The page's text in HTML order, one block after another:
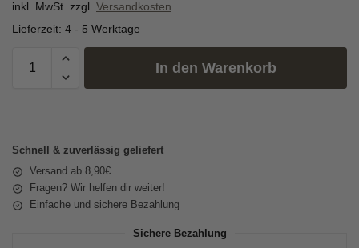
inkl. MwSt. zzgl. Versandkosten
Lieferzeit: 4 - 5 Werktage
In den Warenkorb
Schnell & zuverlässig geliefert
Versand ab 8,90€
Fragen? Wir helfen dir weiter!
Einfache und sichere Bezahlung
Sichere Bezahlung